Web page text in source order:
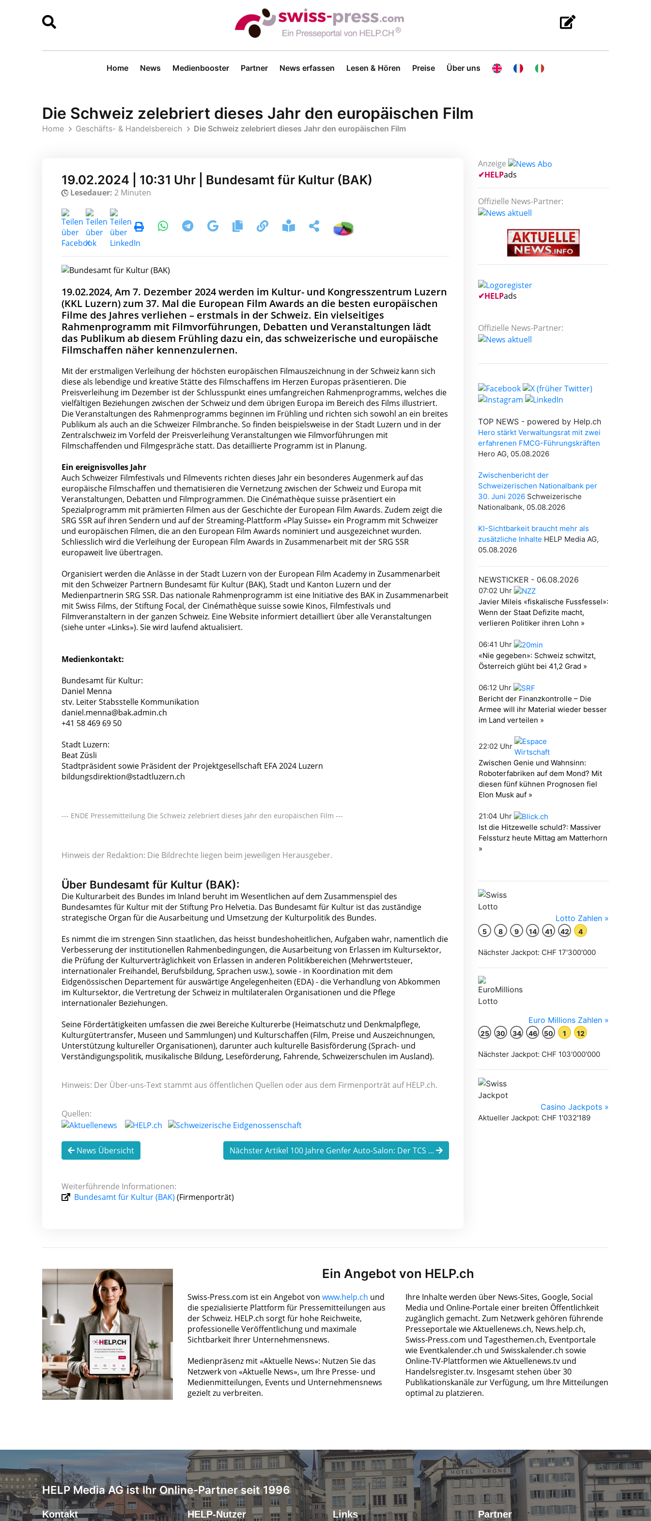
Home News Medienbooster Partner News erfassen Lesen & Hören Preise Über uns
Die Schweiz zelebriert dieses Jahr den europäischen Film
Home Geschäfts- & Handelsbereich Die Schweiz zelebriert dieses Jahr den europäischen Film
19.02.2024 | 10:31 Uhr | Bundesamt für Kultur (BAK)
Lesedauer: 2 Minuten
19.02.2024, Am 7. Dezember 2024 werden im Kultur- und Kongresszentrum Luzern
(KKL Luzern) zum 37. Mal die European Film Awards an die besten europäischen
Filme des Jahres verliehen – erstmals in der Schweiz. Ein vielseitiges
Rahmenprogramm mit Filmvorführungen, Debatten und Veranstaltungen lädt
das Publikum ab diesem Frühling dazu ein, das schweizerische und europäische
Filmschaffen näher kennenzulernen.
Mit der erstmaligen Verleihung der höchsten europäischen Filmauszeichnung in der Schweiz kann sich
diese als lebendige und kreative Stätte des Filmschaffens im Herzen Europas präsentieren. Die
Preisverleihung im Dezember ist der Schlusspunkt eines umfangreichen Rahmenprogramms, welches die
vielfältigen Beziehungen zwischen der Schweiz und dem übrigen Europa im Bereich des Films illustriert.
Die Veranstaltungen des Rahmenprogramms beginnen im Frühling und richten sich sowohl an ein breites
Publikum als auch an die Schweizer Filmbranche. So finden beispielsweise in der Stadt Luzern und in der
Zentralschweiz im Vorfeld der Preisverleihung Veranstaltungen wie Filmvorführungen mit
Filmschaffenden und Filmgespräche statt. Das detaillierte Programm ist in Planung.
Ein ereignisvolles Jahr
Auch Schweizer Filmfestivals und Filmevents richten dieses Jahr ein besonderes Augenmerk auf das
europäische Filmschaffen und thematisieren die Vernetzung zwischen der Schweiz und Europa mit
Veranstaltungen, Debatten und Filmprogrammen. Die Cinémathèque suisse präsentiert ein
Spezialprogramm mit prämierten Filmen aus der Geschichte der European Film Awards. Zudem zeigt die
SRG SSR auf ihren Sendern und auf der Streaming-Plattform «Play Suisse» ein Programm mit Schweizer
und europäischen Filmen, die an den European Film Awards nominiert und ausgezeichnet wurden.
Schliesslich wird die Verleihung der European Film Awards in Zusammenarbeit mit der SRG SSR
europaweit live übertragen.
Organisiert werden die Anlässe in der Stadt Luzern von der European Film Academy in Zusammenarbeit
mit den Schweizer Partnern Bundesamt für Kultur (BAK), Stadt und Kanton Luzern und der
Medienpartnerin SRG SSR. Das nationale Rahmenprogramm ist eine Initiative des BAK in Zusammenarbeit
mit Swiss Films, der Stiftung Focal, der Cinémathèque suisse sowie Kinos, Filmfestivals und
Filmveranstaltern in der ganzen Schweiz. Eine Website informiert detailliert über alle Veranstaltungen
(siehe unter «Links»). Sie wird laufend aktualisiert.
Medienkontakt:
Bundesamt für Kultur:
Daniel Menna
stv. Leiter Stabsstelle Kommunikation
daniel.menna@bak.admin.ch
+41 58 469 69 50
Stadt Luzern:
Beat Züsli
Stadtpräsident sowie Präsident der Projektgesellschaft EFA 2024 Luzern
bildungsdirektion@stadtluzern.ch
--- ENDE Pressemitteilung Die Schweiz zelebriert dieses Jahr den europäischen Film ---
Hinweis der Redaktion: Die Bildrechte liegen beim jeweiligen Herausgeber.
Über Bundesamt für Kultur (BAK):
Die Kulturarbeit des Bundes im Inland beruht im Wesentlichen auf dem Zusammenspiel des
Bundesamtes für Kultur mit der Stiftung Pro Helvetia. Das Bundesamt für Kultur ist das zuständige
strategische Organ für die Ausarbeitung und Umsetzung der Kulturpolitik des Bundes.
Es nimmt die im strengen Sinn staatlichen, das heisst bundeshoheitlichen, Aufgaben wahr, namentlich die
Verbesserung der institutionellen Rahmenbedingungen, die Ausarbeitung von Erlassen im Kultursektor,
die Prüfung der Kulturverträglichkeit von Erlassen in anderen Politikbereichen (Mehrwertsteuer,
internationaler Freihandel, Berufsbildung, Sprachen usw.), sowie - in Koordination mit dem
Eidgenössischen Departement für auswärtige Angelegenheiten (EDA) - die Verhandlung von Abkommen
im Kultursektor, die Vertretung der Schweiz in multilateralen Organisationen und die Pflege
internationaler Beziehungen.
Seine Fördertätigkeiten umfassen die zwei Bereiche Kulturerbe (Heimatschutz und Denkmalpflege,
Kulturgütertransfer, Museen und Sammlungen) und Kulturschaffen (Film, Preise und Auszeichnungen,
Unterstützung kultureller Organisationen), darunter auch kulturelle Basisförderung (Sprach- und
Verständigungspolitik, musikalische Bildung, Leseförderung, Fahrende, Schweizerschulen im Ausland).
Hinweis: Der Über-uns-Text stammt aus öffentlichen Quellen oder aus dem Firmenporträt auf HELP.ch.
Quellen:
News Übersicht Nächster Artikel 100 Jahre Genfer Auto-Salon: Der TCS ...
Weiterführende Informationen:
Bundesamt für Kultur (BAK) (Firmenporträt)
Anzeige
✔HELPads
Offizielle News-Partner:
✔HELPads
Offizielle News-Partner:
Ein Angebot von HELP.ch
Swiss-Press.com ist ein Angebot von www.help.ch und
die spezialisierte Plattform für Pressemitteilungen aus
der Schweiz. HELP.ch sorgt für hohe Reichweite,
professionelle Veröffentlichung und maximale
Sichtbarkeit Ihrer Unternehmensnews.
Medienpräsenz mit «Aktuelle News»: Nutzen Sie das
Netzwerk von «Aktuelle News», um Ihre Presse- und
Medienmitteilungen, Events und Unternehmensnews
gezielt zu verbreiten.
Ihre Inhalte werden über News-Sites, Google, Social
Media und Online-Portale einer breiten Öffentlichkeit
zugänglich gemacht. Zum Netzwerk gehören führende
Presseportale wie Aktuellenews.ch, News.help.ch,
Swiss-Press.com und Tagesthemen.ch, Eventportale
wie Eventkalender.ch und Swisskalender.ch sowie
Online-TV-Plattformen wie Aktuellenews.tv und
Handelsregister.tv. Insgesamt stehen über 30
Publikationskanäle zur Verfügung, um Ihre Mitteilungen
optimal zu platzieren.
HELP Media AG ist Ihr Online-Partner seit 1996
Kontakt HELP-Nutzer Links Partner